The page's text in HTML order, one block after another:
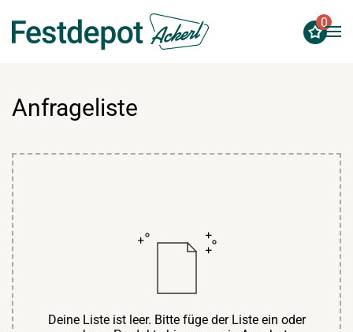
Zum Hauptinhalt springen
0
Anfrageliste
Deine Liste ist leer. Bitte füge der Liste ein oder